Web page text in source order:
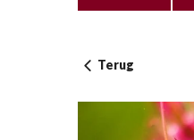
Terug